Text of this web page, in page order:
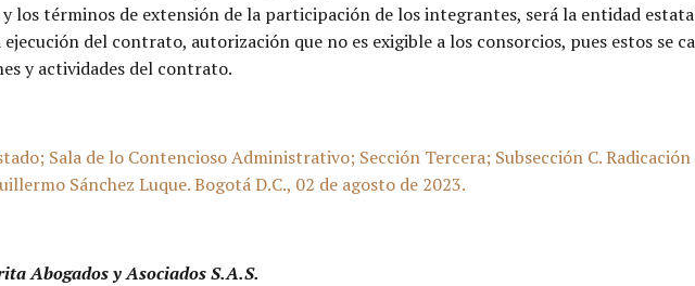
los términos de extensión de la participación de los integrantes, será la entidad
del contrato, autorización que no es exigible a los consorcios, pues estos se
y actividades del contrato.
Sala de lo Contencioso Administrativo; Sección Tercera; Subsección C.
Sánchez Luque. Bogotá D.C., 02 de agosto de 2023.
Abogados y Asociados S.A.S.